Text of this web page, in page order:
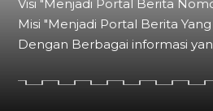
Visi "Menjadi Portal Berita
Misi "Menjadi Portal Berita
Dengan Berbagai informasi